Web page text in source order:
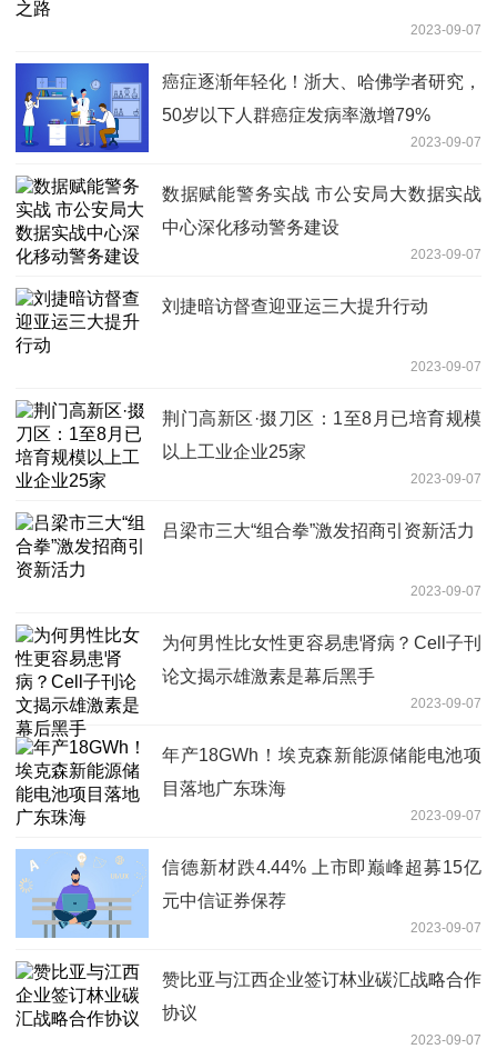
2023-09-07
癌症逐渐年轻化！浙大、哈佛学者研究，
50岁以下人群癌症发病率激增79%
2023-09-07
数据赋能警务实战 市公安局大数据实战
中心深化移动警务建设
2023-09-07
刘捷暗访督查迎亚运三大提升行动
2023-09-07
荆门高新区·掇刀区：1至8月已培育规模
以上工业企业25家
2023-09-07
吕梁市三大“组合拳”激发招商引资新活力
2023-09-07
为何男性比女性更容易患肾病？Cell子刊
论文揭示雄激素是幕后黑手
2023-09-07
年产18GWh！埃克森新能源储能电池项
目落地广东珠海
2023-09-07
信德新材跌4.44% 上市即巅峰超募15亿
元中信证券保荐
2023-09-07
赞比亚与江西企业签订林业碳汇战略合作
协议
2023-09-07